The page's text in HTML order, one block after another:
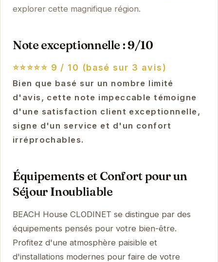
explorer cette magnifique région.
Note exceptionnelle : 9/10
⭐⭐⭐⭐⭐ 9 / 10 (basé sur 3 avis)
Bien que basé sur un nombre limité
d'avis, cette note impeccable témoigne
d'une satisfaction client exceptionnelle,
signe d'un service et d'un confort
irréprochables.
Équipements et Confort pour un
Séjour Inoubliable
BEACH House CLODINET se distingue par des
équipements pensés pour votre bien-être.
Profitez d'une atmosphère paisible et
d'installations modernes pour faire de votre